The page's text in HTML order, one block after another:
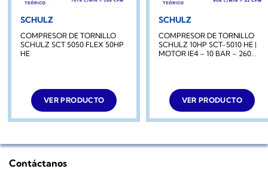
SCHULZ
COMPRESOR DE TORNILLO
SCHULZ SCT 5050 FLEX 50HP
HE
VER PRODUCTO
SCHULZ
COMPRESOR DE TORNILLO
SCHULZ 10HP SCT-5010 HE |
MOTOR IE4 – 10 BAR – 260
VER PRODUCTO
Contáctanos